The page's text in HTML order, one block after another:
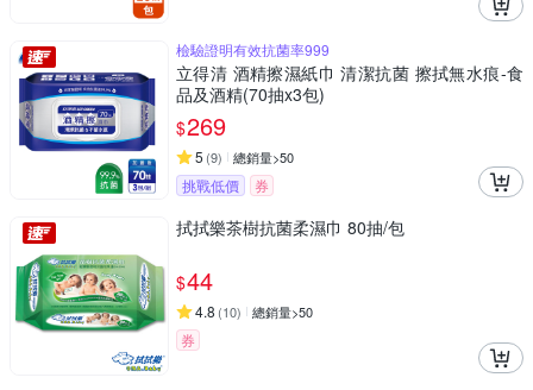
檢驗證明有效抗菌率999
立得清 酒精擦濕紙巾 清潔抗菌 擦拭無水痕-食
品及酒精(70抽x3包)
$269
5 (9) 總銷量>50
挑戰低價 券
拭拭樂茶樹抗菌柔濕巾 80抽/包
$44
4.8 (10) 總銷量>50
券